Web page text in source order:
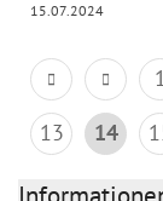
15.07.2024
13
14